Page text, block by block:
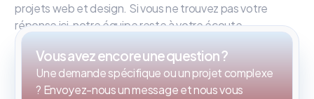
projets web et design. Si vous ne trouvez pas votre
réponse ici, notre équipe reste à votre écoute.
Vous avez encore une question ?
Une demande spécifique ou un projet complexe
? Envoyez-nous un message et nous vous